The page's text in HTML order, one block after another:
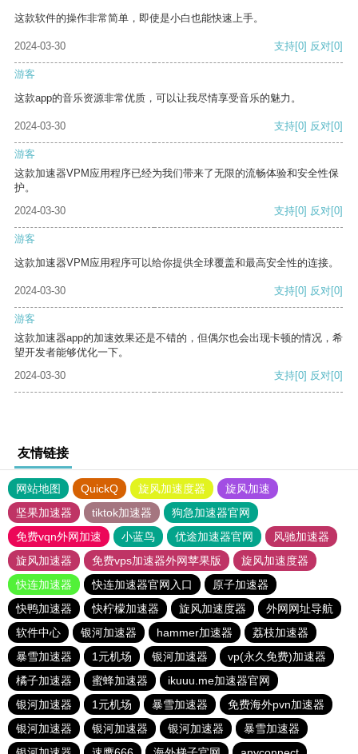
这款软件的操作非常简单，即使是小白也能快速上手。
2024-03-30 支持[0] 反对[0]
游客
这款app的音乐资源非常优质，可以让我尽情享受音乐的魅力。
2024-03-30 支持[0] 反对[0]
游客
这款加速器VPM应用程序已经为我们带来了无限的流畅体验和安全性保
护。
2024-03-30
支持[0] 反对[0]
游客
这款加速器VPM应用程序可以给你提供全球覆盖和最高安全性的连接。
2024-03-30 支持[0] 反对[0]
游客
这款加速器app的加速效果还是不错的，但偶尔也会出现卡顿的情况，希
望开发者能够优化一下。
2024-03-30
支持[0] 反对[0]
友情链接
网站地图 QuickQ 旋风加速度器
旋风加速
坚果加速器
tiktok加速器
狗急加速器官网
免费vqn外网加速
小蓝鸟 优途加速器官网
风驰加速器
旋风加速器
免费vps加速器外网苹果版
旋风加速度器
快连加速器
快连加速器官网入口
原子加速器
快鸭加速器
快柠檬加速器 旋风加速度器
外网网址导航
软件中心
银河加速器 hammer加速器
荔枝加速器
暴雪加速器
1元机场 银河加速器
vp(永久免费)加速器
橘子加速器
蜜蜂加速器
ikuuu.me加速器官网
银河加速器
1元机场 暴雪加速器
免费海外pvn加速器
银河加速器
银河加速器 银河加速器
暴雪加速器